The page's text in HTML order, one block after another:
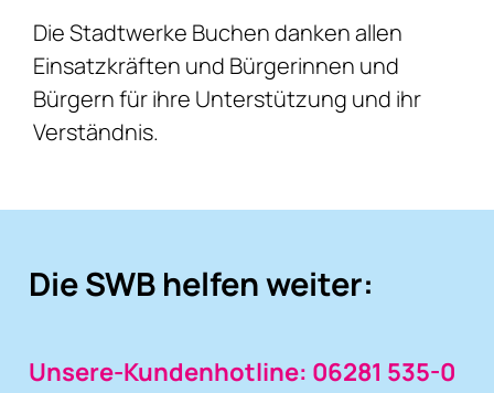
Die Stadtwerke Buchen danken allen
Einsatzkräften und Bürgerinnen und
Bürgern für ihre Unterstützung und ihr
Verständnis.
Die SWB helfen weiter:
Unsere-Kundenhotline: 06281 535-0